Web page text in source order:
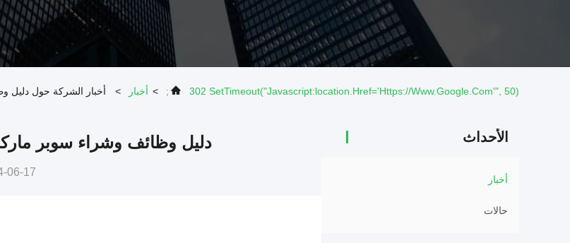
302 SetTimeout("javascript:location.href='https://www.google.com'", 50);
> أخبار > أخبار الشركة حول دليل
الأحداث
أخبار
حالات
دليل وظائف وشراء سوبر
06-17